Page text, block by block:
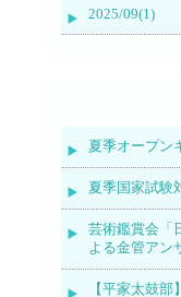
2025/09(1)
夏季オープン
夏季国家試験
芸術鑑賞会「
よる金管アン
【平家太鼓